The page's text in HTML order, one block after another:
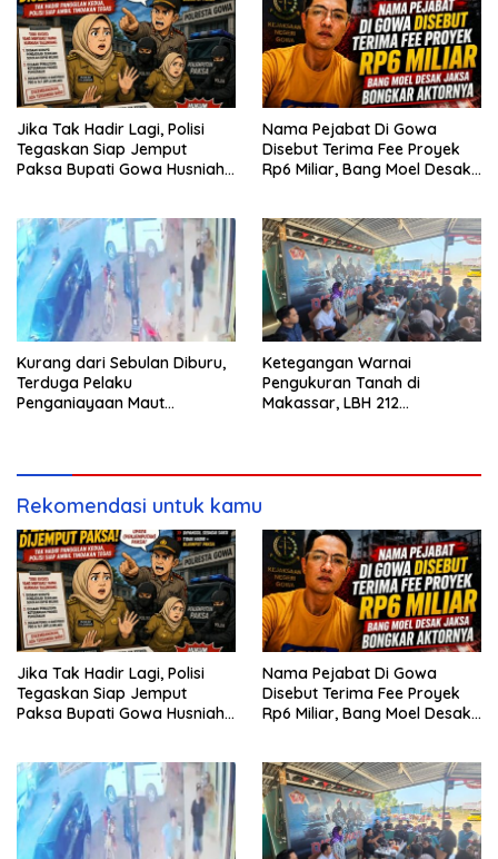
Jika Tak Hadir Lagi, Polisi
Tegaskan Siap Jemput
Paksa Bupati Gowa Husniah
Nama Pejabat Di Gowa
Disebut Terima Fee Proyek
Rp6 Miliar, Bang Moel Desak
Kurang dari Sebulan Diburu,
Terduga Pelaku
Penganiayaan Maut
Ketegangan Warnai
Pengukuran Tanah di
Makassar, LBH 212
Rekomendasi untuk kamu
Jika Tak Hadir Lagi, Polisi
Tegaskan Siap Jemput
Paksa Bupati Gowa Husniah
Nama Pejabat Di Gowa
Disebut Terima Fee Proyek
Rp6 Miliar, Bang Moel Desak